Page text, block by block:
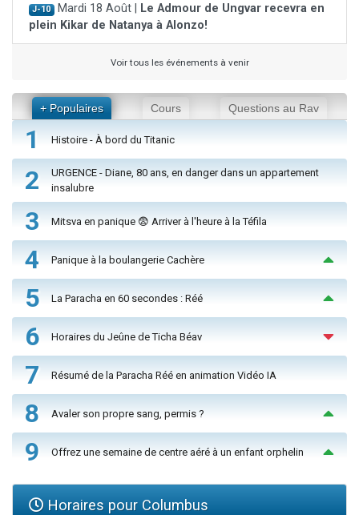
J-10 Mardi 18 Août |
Le Admour de Ungvar recevra en
plein Kikar de Natanya à Alonzo!
Voir tous les événements à venir
+ Populaires Cours Questions au Rav
1 Histoire - À bord du Titanic
2
URGENCE - Diane, 80 ans, en danger dans un appartement
insalubre
3 Mitsva en panique 😨 Arriver à l'heure à la Téfila
4 Panique à la boulangerie Cachère
5 La Paracha en 60 secondes : Réé
6 Horaires du Jeûne de Ticha Béav
7 Résumé de la Paracha Réé en animation Vidéo IA
8 Avaler son propre sang, permis ?
9 Offrez une semaine de centre aéré à un enfant orphelin
Horaires pour Columbus